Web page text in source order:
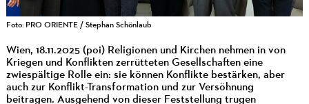
Foto: PRO ORIENTE / Stephan Schönlaub
Wien, 18.11.2025 (poi) Religionen und Kirchen nehmen in von
Kriegen und Konflikten zerrütteten Gesellschaften eine
zwiespältige Rolle ein: sie können Konflikte bestärken, aber
auch zur Konflikt-Transformation und zur Versöhnung
beitragen. Ausgehend von dieser Feststellung trugen